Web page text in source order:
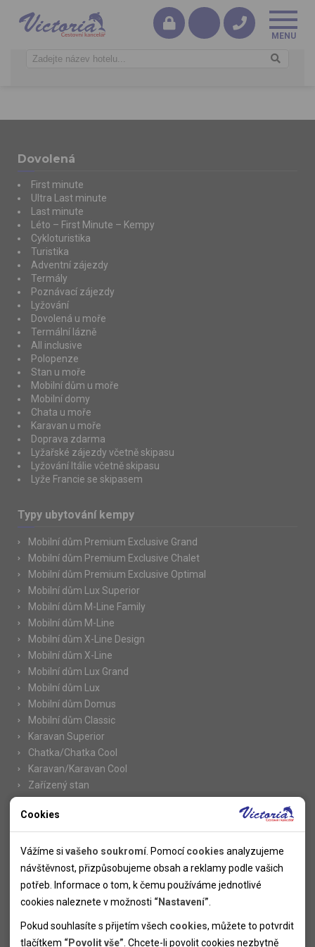
Dovolená
First minute
Ultra Last minute
Last minute
Léto – First Minute – Kempy
Cykloturistika
Turistika
Adventní zájezdy
Termály
Poznávací zájezdy
Lyžování
Dovolená u moře
Termální lázně
All inclusive
Polopenze
Stan u moře
Mobilní dům u moře
Mobilní domy
Chata u moře
Karavan u moře
Doprava zdarma
Lyžařské zájezdy včetně skipasu
Lyžování Itálie včetně skipasu
Lyže Francie se skipasem
Typy ubytování kempy
Mobilní dům Premium Exclusive Grand
Mobilní dům Premium Exclusive Chalet
Mobilní dům Premium Exclusive Optimal
Mobilní dům Lux Superior
Mobilní dům M-Line Family
Mobilní dům M-Line
Mobilní dům X-Line Design
Mobilní dům X-Line
Mobilní dům Lux Grand
Mobilní dům Lux
Mobilní dům Domus
Mobilní dům Classic
Karavan Superior
Chatka/Chatka Cool
Karavan/Karavan Cool
Zařízený stan
Informace
Novinky
Kolektivy
SUPER FIRST MINUTE
Informace k letním pobytům
Informace o letecké dopravě
Cookies
Vážíme si vašeho soukromí . Pomocícookies analyzujeme
návštěvnost, přizpůsobujeme obsah a reklamy podle vašich
potřeb. Informace o tom, k čemu používáme jednotlivé
cookies naleznete v možnosti “Nastavení”
Pokud souhlasíte s přijetím všech cookies, můžete to potvrdit
tlačítkem “Povolit vše” . Chcete-li povolit cookies nezbytně
Nutné cookies pomáhají, aby byla webová stránka použitelná
tak, že umožní základní funkce jako navigace stránky a
přístup k zabezpečeným sekcím webové stránky. Webová
stránka nemůže správně fungovat bez těchto cookies.
Analytické cookies